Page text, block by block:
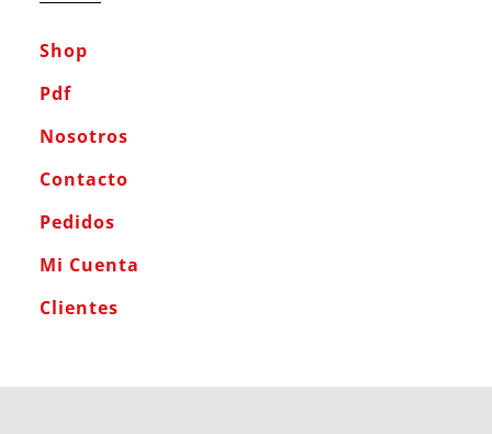
Shop
Pdf
Nosotros
Contacto
Pedidos
Mi Cuenta
Clientes